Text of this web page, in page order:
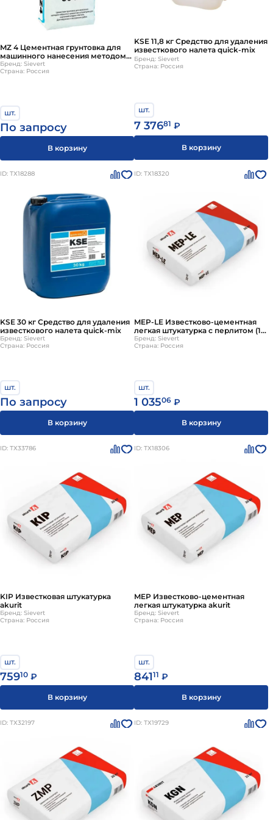
MZ 4 Цементная грунтовка для
машинного нанесения методом
набрызга quick-mix
Бренд: Sievert
Страна: Россия
шт.
По запросу
В корзину
KSE 11,8 кг Средство для удаления
известкового налета quick-mix
Бренд: Sievert
Страна: Россия
шт.
7 37681 ₽
В корзину
ID: ТХ18288
KSE 30 кг Средство для удаления
известкового налета quick-mix
Бренд: Sievert
Страна: Россия
шт.
По запросу
В корзину
ID: ТХ18320
MEP-LE Известково-цементная
легкая штукатурка с перлитом (10
- 40 мм) ГЛ akurit
Бренд: Sievert
Страна: Россия
шт.
1 03506 ₽
В корзину
ID: ТХ33786
KIP Известковая штукатурка
akurit
Бренд: Sievert
Страна: Россия
шт.
75910 ₽
В корзину
ID: ТХ18306
MEP Известково-цементная
легкая штукатурка akurit
Бренд: Sievert
Страна: Россия
шт.
84111 ₽
В корзину
ID: ТХ32197 ID: ТХ19729